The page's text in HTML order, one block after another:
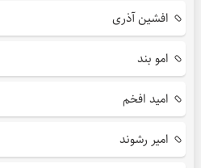
افشین آذری
امو بند
امید افخم
امیر رشوند